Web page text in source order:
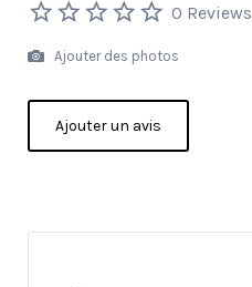
0 Reviews
Ajouter des photos
Ajouter un avis